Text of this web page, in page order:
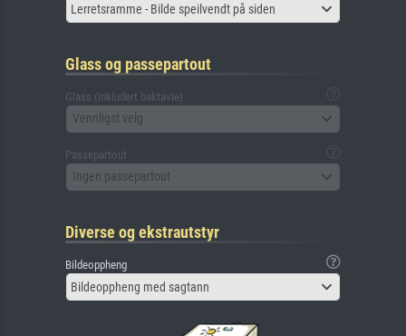
Lerretsramme - Bilde speilvendt på siden
Glass og passepartout
Glass (inkludert baktavle)
Vennligst velg
Passepartout
Ingen passepartout
Diverse og ekstrautstyr
Bildeoppheng
Bildeoppheng med sagtann